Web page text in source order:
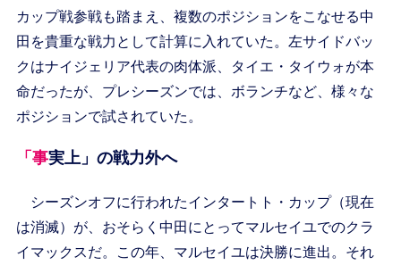
カップ戦参戦も踏まえ、複数のポジションをこなせる中
田を貴重な戦力として計算に入れていた。左サイドバッ
クはナイジェリア代表の肉体派、タイエ・タイウォが本
命だったが、プレシーズンでは、ボランチなど、様々な
ポジションで試されていた。
「事実上」の戦力外へ
シーズンオフに行われたインタートト・カップ（現在
は消滅）が、おそらく中田にとってマルセイユでのクラ
イマックスだ。この年、マルセイユは決勝に進出。それ